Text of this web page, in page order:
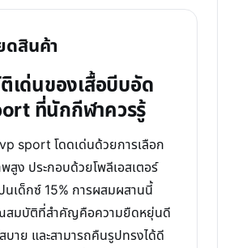
ดสินค้า
ด่นของเสื้อบีบอัด
ที่นักกีฬาควรรู้
sport โดดเด่นด้วยการเลือก
สูง ประกอบด้วยโพลีเอสเตอร์
นเด็กซ์ 15% การผสมผสานนี้
สมบัติที่สำคัญคือความยืดหยุ่นดี
บาย และสามารถคืนรูปทรงได้ดี